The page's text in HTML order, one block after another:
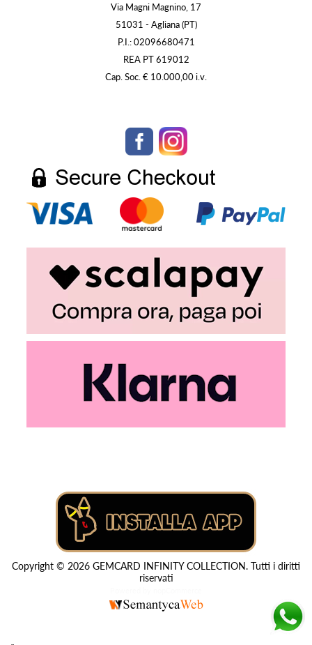
Via Magni Magnino, 17
51031 - Agliana (PT)
P.I.: 02096680471
REA PT 619012
Cap. Soc. € 10.000,00 i.v.
Copyright © 2026 GEMCARD INFINITY COLLECTION. Tutti i diritti
riservati